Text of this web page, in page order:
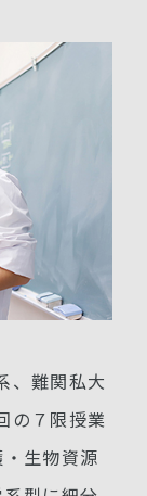
、難関私大
の７限授業
生物資源